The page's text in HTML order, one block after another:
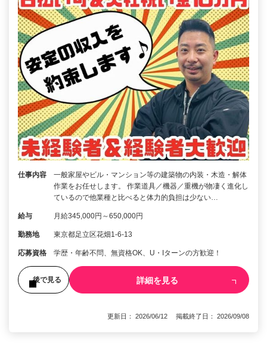
仕事内容
一般家屋やビル・マンション等の建築物の内装・木造・解体
作業をお任せします。 作業道具／機器／重機が物凄く進化し
ているので他業種と比べると体力的負担は少ない…
給与 月給345,000円～650,000円
勤務地 東京都足立区花畑1-6-13
応募資格 学歴・年齢不問、無資格OK、U・Iターンの方歓迎！
後で見る 詳細を見る
更新日： 2026/06/12 掲載終了日： 2026/09/08